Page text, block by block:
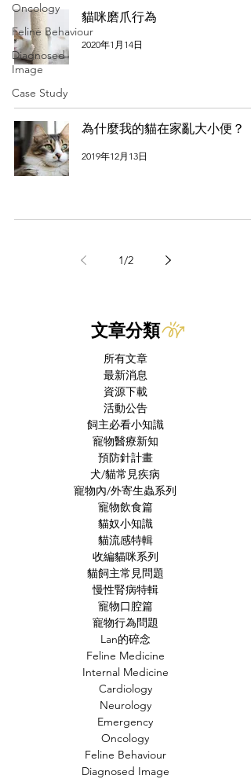
Oncology
Feline Behaviour
Diagnosed
Image
Case Study
貓咪磨爪行為
2020年1月14日
為什麼我的貓在家亂大小便？
2019年12月13日
1/2
文章分類
所有文章
最新消息
資源下載
活動公告
飼主必看小知識
寵物醫療新知
預防針計畫
犬/貓常見疾病
寵物內/外寄生蟲系列
寵物飲食篇
貓奴小知識
貓流感特輯
收編貓咪系列
貓飼主常見問題
慢性腎病特輯
寵物口腔篇
寵物行為問題
Lan的碎念
Feline Medicine
Internal Medicine
Cardiology
Neurology
Emergency
Oncology
Feline Behaviour
Diagnosed Image